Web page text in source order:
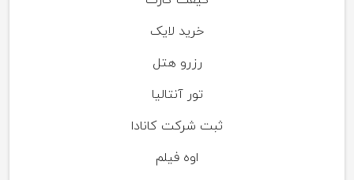
خرید لایک
رزرو هتل
تور آنتالیا
ثبت شرکت کانادا
اوه فیلم